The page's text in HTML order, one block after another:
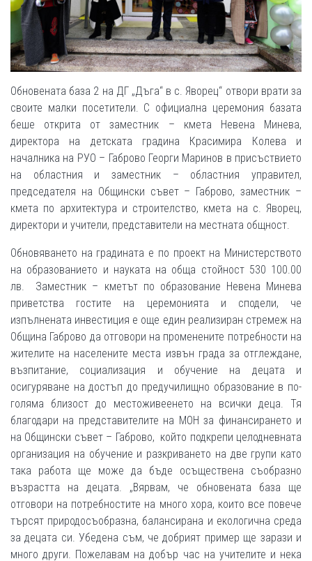
Обновената база 2 на ДГ „Дъга“ в с. Яворец“ отвори врати за
своите малки посетители. С официална церемония базата
беше открита от заместник – кмета Невена Минева,
директора на детската градина Красимира Колева и
началника на РУО – Габрово Георги Маринов в присъствието
на областния и заместник – областния управител,
председателя на Общински съвет – Габрово, заместник –
кмета по архитектура и строителство, кмета на с. Яворец,
директори и учители, представители на местната общност.
Обновяването на градината е по проект на Министерството
на образованието и науката на обща стойност 530 100.00
лв. Заместник – кметът по образование Невена Минева
приветства гостите на церемонията и сподели, че
изпълнената инвестиция е още един реализиран стремеж на
Община Габрово да отговори на променените потребности на
жителите на населените места извън града за отглеждане,
възпитание, социализация и обучение на децата и
осигуряване на достъп до предучилищно образование в по-
голяма близост до местоживеенето на всички деца. Тя
благодари на представителите на МОН за финансирането и
на Общински съвет – Габрово, който подкрепи целодневната
организация на обучение и разкриването на две групи като
така работа ще може да бъде осъществена съобразно
възрастта на децата. „Вярвам, че обновената база ще
отговори на потребностите на много хора, които все повече
търсят природосъобразна, балансирана и екологична среда
за децата си. Убедена съм, че добрият пример ще зарази и
много други. Пожелавам на добър час на учителите и нека